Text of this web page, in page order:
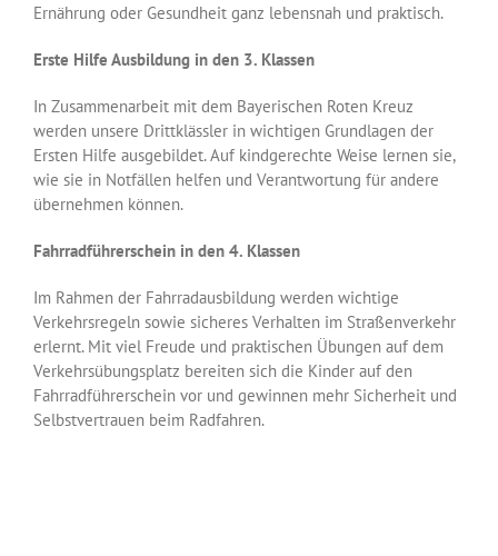
Ernährung oder Gesundheit ganz lebensnah und praktisch.
Erste Hilfe Ausbildung in den 3. Klassen
In Zusammenarbeit mit dem Bayerischen Roten Kreuz
werden unsere Drittklässler in wichtigen Grundlagen der
Ersten Hilfe ausgebildet. Auf kindgerechte Weise lernen sie,
wie sie in Notfällen helfen und Verantwortung für andere
übernehmen können.
Fahrradführerschein in den 4. Klassen
Im Rahmen der Fahrradausbildung werden wichtige
Verkehrsregeln sowie sicheres Verhalten im Straßenverkehr
erlernt. Mit viel Freude und praktischen Übungen auf dem
Verkehrsübungsplatz bereiten sich die Kinder auf den
Fahrradführerschein vor und gewinnen mehr Sicherheit und
Selbstvertrauen beim Radfahren.